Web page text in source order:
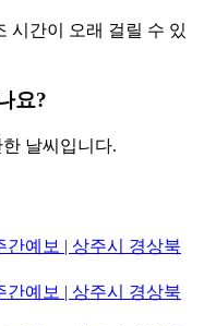
시간이 오래 걸릴 수 있
요?
날씨입니다.
간예보 | 상주시 경상북
간예보 | 상주시 경상북